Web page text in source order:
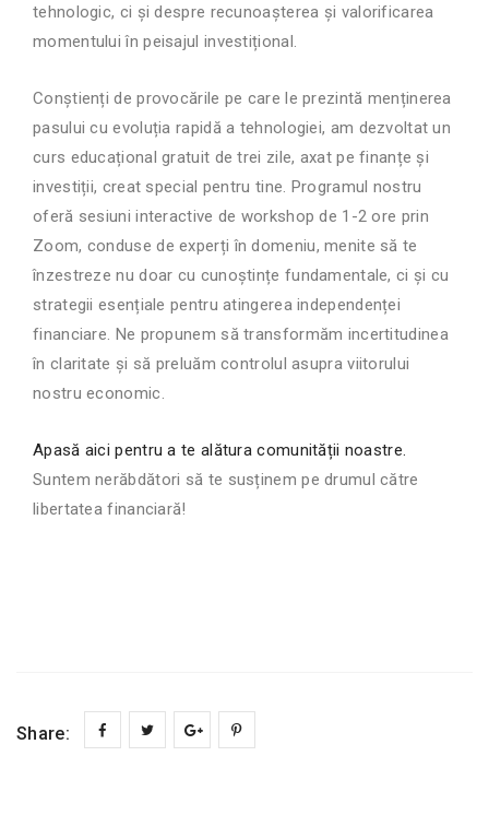
tehnologic, ci și despre recunoașterea și valorificarea
momentului în peisajul investițional.
Conștienți de provocările pe care le prezintă menținerea
pasului cu evoluția rapidă a tehnologiei, am dezvoltat un
curs educațional gratuit de trei zile, axat pe finanțe și
investiții, creat special pentru tine. Programul nostru
oferă sesiuni interactive de workshop de 1-2 ore prin
Zoom, conduse de experți în domeniu, menite să te
înzestreze nu doar cu cunoștințe fundamentale, ci și cu
strategii esențiale pentru atingerea independenței
financiare. Ne propunem să transformăm incertitudinea
în claritate și să preluăm controlul asupra viitorului
nostru economic.
Apasă aici pentru a te alătura comunității noastre.
Suntem nerăbdători să te susținem pe drumul către
libertatea financiară!
Share: